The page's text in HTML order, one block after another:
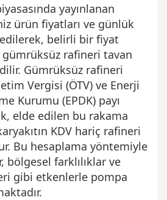
yayınlanan
ürün fiyatları ve günlük
belirli bir fiyat
rafineri tavan
Gümrüksüz rafineri
Vergisi (ÖTV) ve Enerji
Kurumu (EPDK) payı
elde edilen bu rakama
KDV hariç rafineri
Bu hesaplama yöntemiyle
bölgesel farklılıklar ve
gibi etkenlerle pompa